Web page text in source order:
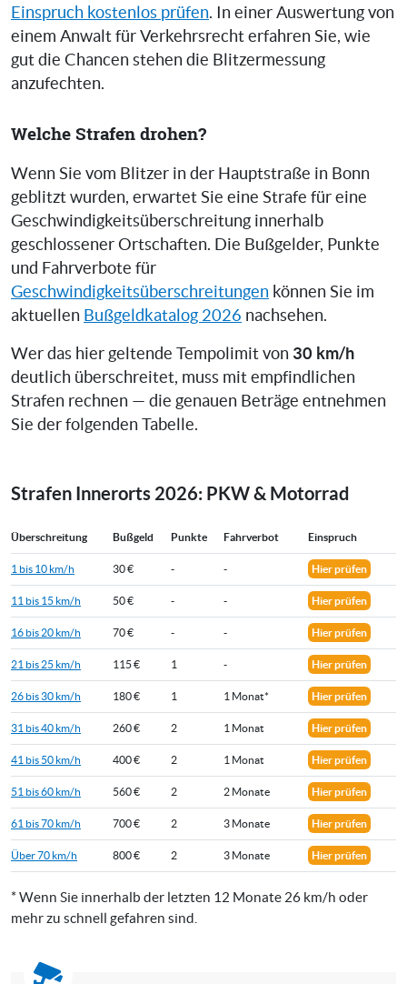
Einspruch kostenlos prüfen. In einer Auswertung von
einem Anwalt für Verkehrsrecht erfahren Sie, wie
gut die Chancen stehen die Blitzermessung
anzufechten.
Welche Strafen drohen?
Wenn Sie vom Blitzer in der Hauptstraße in Bonn
geblitzt wurden, erwartet Sie eine Strafe für eine
Geschwindigkeitsüberschreitung innerhalb
geschlossener Ortschaften. Die Bußgelder, Punkte
und Fahrverbote für
Geschwindigkeitsüberschreitungen können Sie im
aktuellen Bußgeldkatalog 2026 nachsehen.
Wer das hier geltende Tempolimit von 30 km/h
deutlich überschreitet, muss mit empfindlichen
Strafen rechnen — die genauen Beträge entnehmen
Sie der folgenden Tabelle.
Strafen Innerorts 2026: PKW & Motorrad
Überschreitung Bußgeld Punkte Fahrverbot Einspruch
1 bis 10 km/h 30 € - - Hier prüfen
11 bis 15 km/h 50 € - - Hier prüfen
16 bis 20 km/h 70 € - - Hier prüfen
21 bis 25 km/h 115 € 1 - Hier prüfen
26 bis 30 km/h 180 € 1 1 Monat* Hier prüfen
31 bis 40 km/h 260 € 2 1 Monat Hier prüfen
41 bis 50 km/h 400 € 2 1 Monat Hier prüfen
51 bis 60 km/h 560 € 2 2 Monate Hier prüfen
61 bis 70 km/h 700 € 2 3 Monate Hier prüfen
Über 70 km/h 800 € 2 3 Monate Hier prüfen
* Wenn Sie innerhalb der letzten 12 Monate 26 km/h oder
mehr zu schnell gefahren sind.